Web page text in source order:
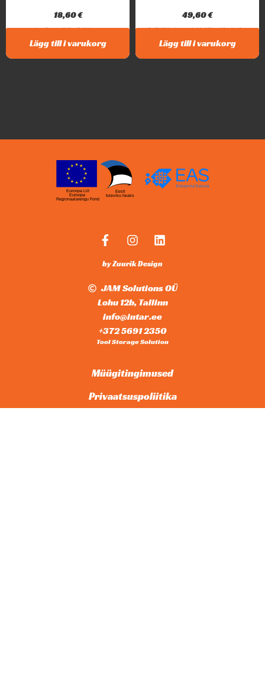
18,60€
Intar Battery Holder 18v Makita...
Lägg till i varukorg
49,60€
Rejäl, högkvalitativ vinkelsliphållare. Lämplig för...
Lägg till i varukorg
Eesti
tuleviku heaks
Euroopa Liit
Euroopa
Regionaalarengu Fond
Müügitingimused
Privaatsuspoliitika
JAM Solutions OÜ
Lohu 12b, Tallinn
info@intar.ee
+372 5691 2350
Tool Storage Solution
by Zuurik Design